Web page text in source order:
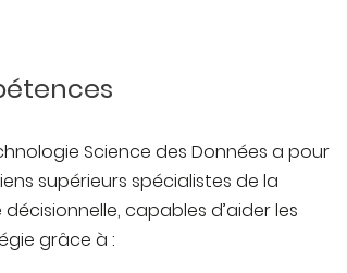
pour des utilisateurs finaux
Science des Données a pour
supérieurs spécialistes de la
capables d’aider les
grâce à :